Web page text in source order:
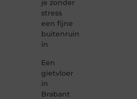
je zonder
stress
een fijne
buitenruimte
in
Een
gietvloer
in
Brabant